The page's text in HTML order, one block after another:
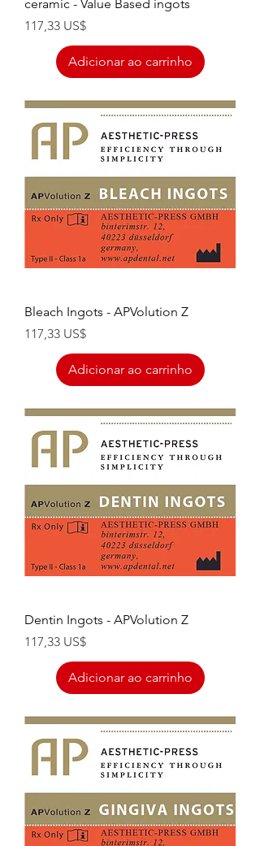
ceramic - Value Based ingots
Preço
117,33 US$
Adicionar ao carrinho
Bleach Ingots - APVolution Z
Preço
117,33 US$
Adicionar ao carrinho
Dentin Ingots - APVolution Z
Preço
117,33 US$
Adicionar ao carrinho